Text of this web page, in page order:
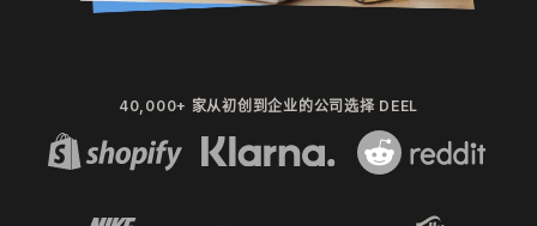
40,000+ 家从初创到企业的公司选择 DEEL